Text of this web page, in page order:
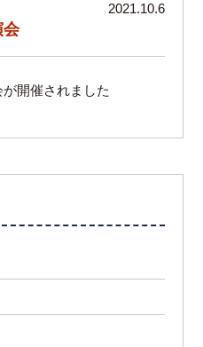
2021.10.6
会
開催されました